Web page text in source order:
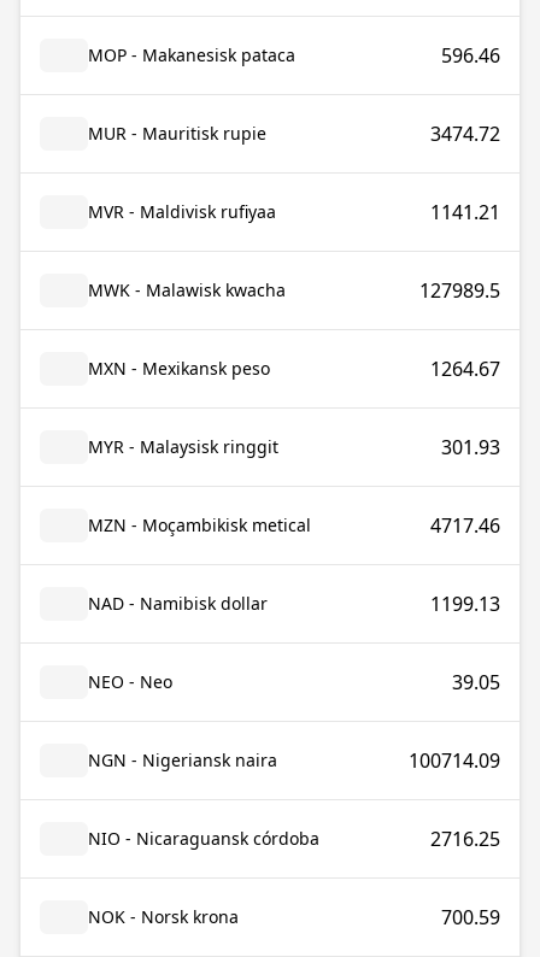
MOP - Makanesisk pataca 596.46
MUR - Mauritisk rupie 3474.72
MVR - Maldivisk rufiyaa 1141.21
MWK - Malawisk kwacha 127989.5
MXN - Mexikansk peso 1264.67
MYR - Malaysisk ringgit 301.93
MZN - Moçambikisk metical 4717.46
NAD - Namibisk dollar 1199.13
NEO - Neo 39.05
NGN - Nigeriansk naira 100714.09
NIO - Nicaraguansk córdoba 2716.25
NOK - Norsk krona 700.59